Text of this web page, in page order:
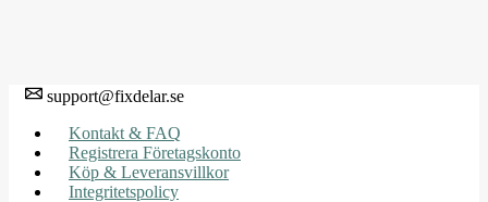
support@fixdelar.se
Kontakt & FAQ
Registrera Företagskonto
Köp & Leveransvillkor
Integritetspolicy